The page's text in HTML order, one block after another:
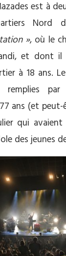
est à
Nord
», où le
et dont il
à 18 ans.
remplies
ans (et
qui avaient
des jeunes